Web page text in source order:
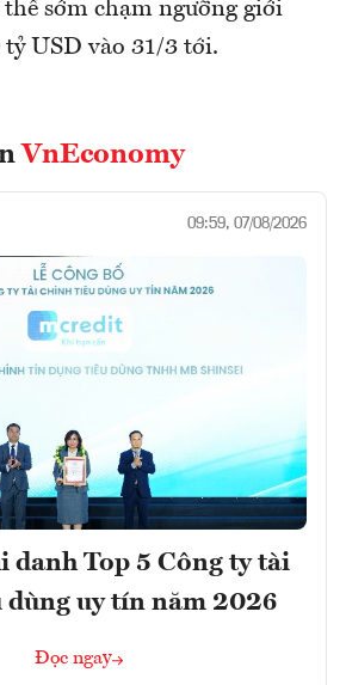
sớm chạm ngưỡng giới
USD vào 31/3 tới.
VnEconomy
09:59, 07/08/2026
danh Top 5 Công ty tài
dùng uy tín năm 2026
Đọc ngay